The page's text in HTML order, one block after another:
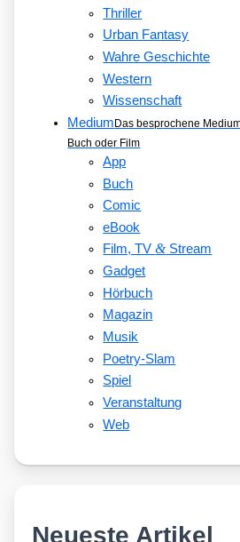
Thriller
Urban Fantasy
Wahre Geschichte
Western
Wissenschaft
Medium Das besprochene
Buch oder Film
App
Buch
Comic
eBook
Film, TV&Stream
Gadget
Hörbuch
Magazin
Musik
Poetry-Slam
Spiel
Veranstaltung
Web
Neueste Artikel